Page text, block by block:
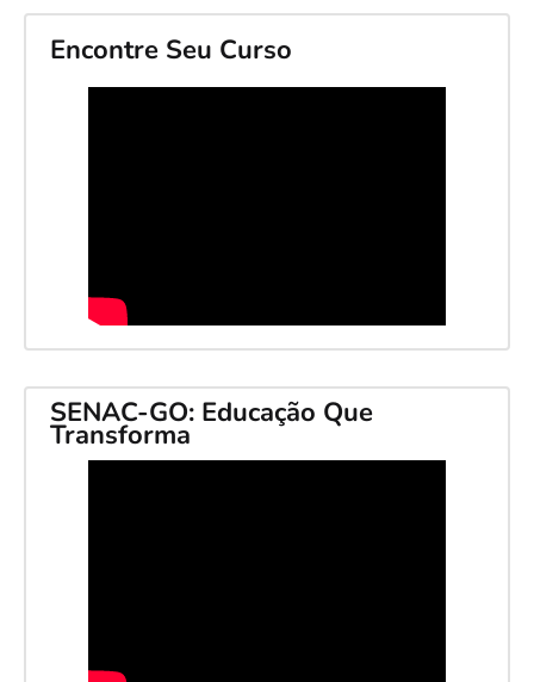
Encontre Seu Curso
SENAC-GO: Educação Que
Transforma